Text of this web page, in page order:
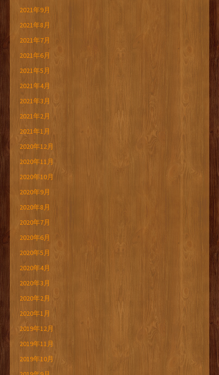
2021年9月
2021年8月
2021年7月
2021年6月
2021年5月
2021年4月
2021年3月
2021年2月
2021年1月
2020年12月
2020年11月
2020年10月
2020年9月
2020年8月
2020年7月
2020年6月
2020年5月
2020年4月
2020年3月
2020年2月
2020年1月
2019年12月
2019年11月
2019年10月